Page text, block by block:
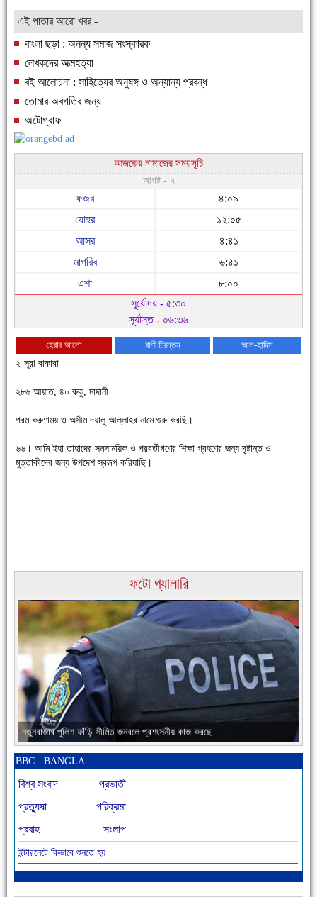
এই পাতার আরো খবর -
বাংলা ছড়া : অনন্য সমাজ সংস্কারক
লেখকদের আত্মহত্যা
বই আলোচনা : সাহিত্যের অনুষঙ্গ ও অন্যান্য প্রবন্ধ
তোমার অবগতির জন্য
অটোগ্রাফ
আজকের নামাজের সময়সূচি
আগষ্ট - ৭
ফজর
৪:০৯
যোহর
১২:০৫
আসর
৪:৪১
মাগরিব
৬:৪১
এশা
৮:০০
সূর্যোদয় - ৫:৩০
সূর্যাস্ত - ০৬:৩৬
হেরার আলো বাণী চিরন্তন
আল-হাদিস
২-সূরা বাকারা
২৮৬ আয়াত, ৪০ রুকু, মাদানী
পরম করুণাময় ও অসীম দয়ালু আল্লাহর নামে শুরু করছি।
৬৬। আমি ইহা তাহাদের সমসাময়িক ও পরবর্তীগণের শিক্ষা গ্রহণের জন্য দৃষ্টান্ত ও
মুত্তাকীদের জন্য উপদেশ স্বরূপ করিয়াছি।
ফটো গ্যালারি
চাঁদপুরে উই-এর প্রথম নানা ধরনের পণ্যের সমারোহ
চাঁদপুরের মানুষ তাদের পুরোটা দিয়ে আমাকে আপন করে নিয়েছে
নতুনবাজার পুলিশ ফাঁড়ি সীমিত জনবলে প্রশংসনীয় কাজ করছে
আজ বিশিষ্ট শিক্ষাবিদ এ.টি. আহমেদ হোসাইন রুশদীর ৪৬তম মৃত্যুবার্ষিকী
BBC - BANGLA
বিশ্ব সংবাদ
প্রভাতী
প্রত্যুষা
পরিক্রমা
প্রবাহ
সংলাপ
ইন্টারনেটে কিভাবে শুনতে হয়